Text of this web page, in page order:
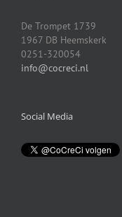
De Trompet 1739
1967 DB Heemskerk
0251-320054
info@cocreci.nl
Social Media